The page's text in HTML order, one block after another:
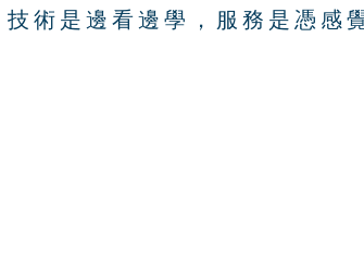
術是邊看邊學，服務是憑感